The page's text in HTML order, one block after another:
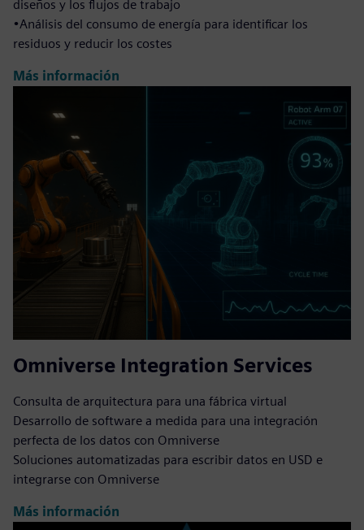
diseños y los flujos de trabajo
•Análisis del consumo de energía para identificar los
residuos y reducir los costes
Más información
Omniverse Integration Services
Consulta de arquitectura para una fábrica virtual
Desarrollo de software a medida para una integración
perfecta de los datos con Omniverse
Soluciones automatizadas para escribir datos en USD e
integrarse con Omniverse
Más información